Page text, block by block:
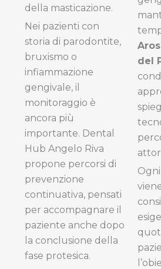
della masticazione.
Nei pazienti con
storia di parodontite,
bruxismo o
infiammazione
gengivale, il
monitoraggio è
ancora più
importante. Dental
Hub Angelo Riva
propone percorsi di
prevenzione
continuativa, pensati
per accompagnare il
paziente anche dopo
la conclusione della
fase protesica.
del